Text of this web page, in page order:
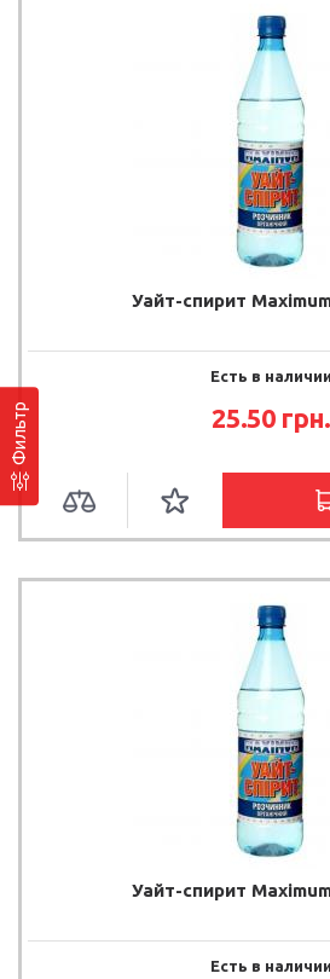
Фильтр
Уайт-спирит
Есть в наличии
25.50 грн.
Уайт-спирит
Есть в наличии